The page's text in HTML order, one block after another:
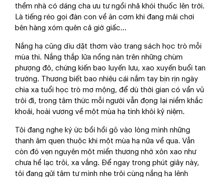
thềm nhà có dáng cha ưu tư ngồi nhả khói thuốc lên trời.
Là tiếng réo gọi đàn con về ăn cơm khi đang mải chơi
bên hàng xóm quên cả giờ giấc…
Nắng hạ cũng dìu dặt thơm vào trang sách học trò mỗi
mùa thi. Nắng thắp lửa nồng nàn trên những chùm
phượng đỏ, chứng kiến bao luyến lưu, xao xuyến buổi tan
trường. Thương biết bao nhiêu cái nắm tay bịn rịn ngày
chia xa tuổi học trò mơ mộng, để dù thời gian có vần vũ
trôi đi, trong tâm thức mỗi người vẫn đọng lại niềm khắc
khoải, hoài vương về một mùa hạ tinh khôi kỷ niệm.
Tôi đang nghe ký ức bồi hồi gõ vào lòng mình những
thanh âm quen thuộc khi một mùa hạ nữa về qua. Vẫn
còn đó vẹn nguyên một miền thương nhớ xôn xao như
chưa hề lạc trôi, xa vắng. Để ngay trong phút giây này,
tôi đang gửi tâm tư mình nhẹ trôi cùng nắng hạ lênh